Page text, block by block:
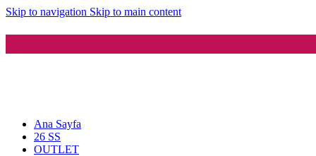
Skip to navigation Skip to main content
Ana Sayfa
26 SS
OUTLET